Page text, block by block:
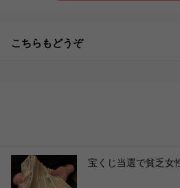
こちらもどうぞ
宝くじ当選で貧乏女